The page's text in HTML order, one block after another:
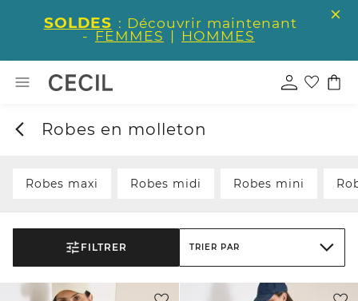
SOLDES : Découvrir maintenant
- FEMMES | HOMMES
Robes en molleton
Robes maxi Robes midi Robes mini
FILTRER TRIER PAR